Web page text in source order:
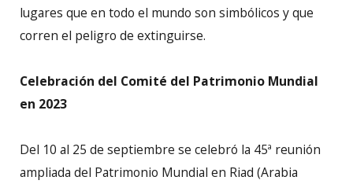
lugares que en todo el mundo son simbólicos y que
corren el peligro de extinguirse.
Celebración del Comité del Patrimonio Mundial
en 2023
Del 10 al 25 de septiembre se celebró la 45ª reunión
ampliada del Patrimonio Mundial en Riad (Arabia